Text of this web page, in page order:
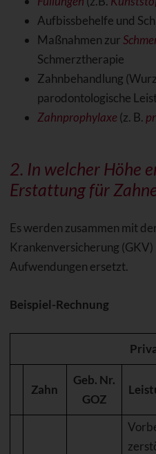
Aufbissbehelfe und
Maßnahmen zur
Schmerztherapie
Zahnbehandlung
parodontologische
Zahnprophylaxe (z. B.
2. In welcher Höhe
Erstattung für
Es werden zusammen mit
Krankenversicherung
Aufwendungen ersetzt.
Beispiel-Rechnung
Zahn
Geb. Nr.
GOZ